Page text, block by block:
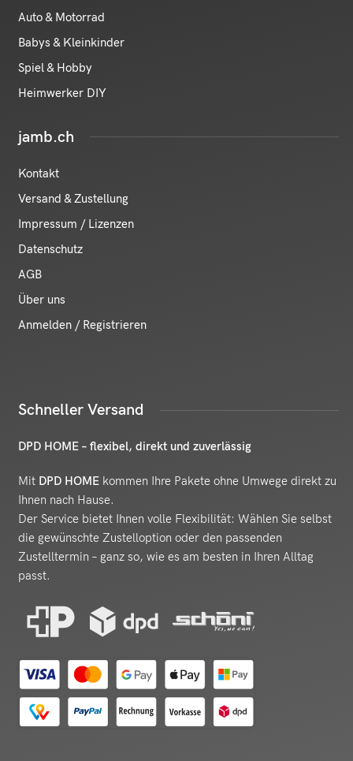
Auto & Motorrad
Babys & Kleinkinder
Spiel & Hobby
Heimwerker DIY
jamb.ch
Kontakt
Versand & Zustellung
Impressum / Lizenzen
Datenschutz
AGB
Über uns
Anmelden / Registrieren
Schneller Versand
DPD HOME – flexibel, direkt und zuverlässig
Mit DPD HOME kommen Ihre Pakete ohne Umwege direkt zu
Ihnen nach Hause.
Der Service bietet Ihnen volle Flexibilität: Wählen Sie selbst
die gewünschte Zustelloption oder den passenden
Zustelltermin – ganz so, wie es am besten in Ihren Alltag
passt.